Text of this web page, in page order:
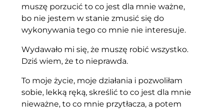
muszę porzucić to co jest dla mnie ważne,
bo nie jestem w stanie zmusić się do
wykonywania tego co mnie nie interesuje.
Wydawało mi się, że muszę robić wszystko.
Dziś wiem, że to nieprawda.
To moje życie, moje działania i pozwoliłam
sobie, lekką ręką, skreślić to co jest dla mnie
nieważne, to co mnie przytłacza, a potem